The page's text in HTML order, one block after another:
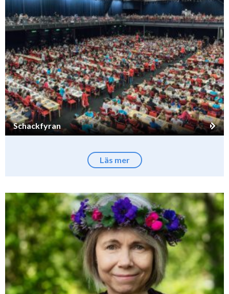
Schackfyran
Läs mer